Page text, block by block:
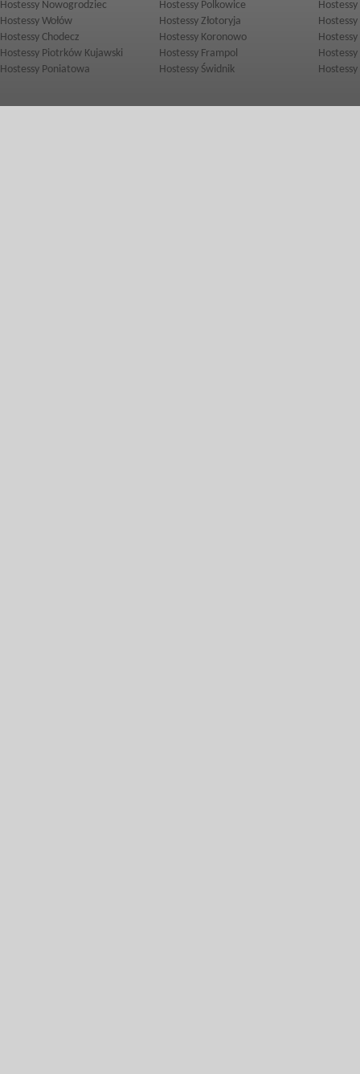
Hostessy Nowogrodziec Hostessy Polkowice
Hostessy Wołów
Hostessy Złotoryja
Hostessy Chodecz
Hostessy Koronowo
Hostessy Piotrków Kujawski
Hostessy Frampol
Hostessy Poniatowa
Hostessy Świdnik